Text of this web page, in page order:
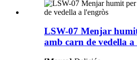
LSW-07 Menjar
amb carn de vedella